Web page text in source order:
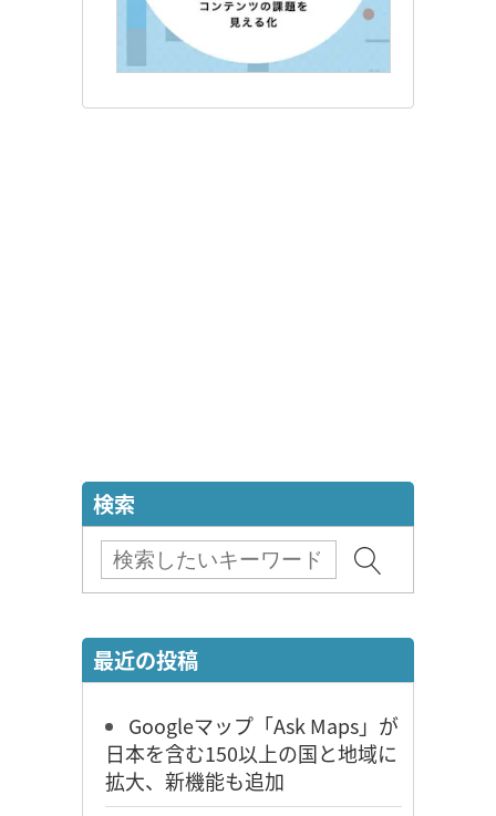
検索
最近の投稿
Googleマップ「Ask Maps」が
日本を含む150以上の国と地域に
拡大、新機能も追加